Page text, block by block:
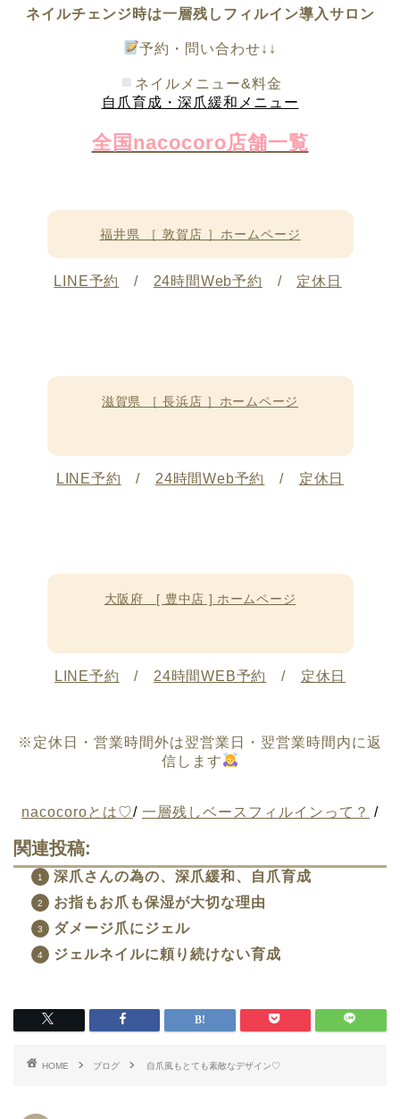
ネイルチェンジ時は一層残しフィルイン導入サロン
予約・問い合わせ↓↓
ネイルメニュー&料金
自爪育成・深爪緩和メニュー
全国nacocoro店舗一覧
福井県 ［ 敦賀店 ］ホームページ
LINE予約 / 24時間Web予約 / 定休日
滋賀県 ［ 長浜店 ］ホームページ
LINE予約 / 24時間Web予約 / 定休日
大阪府 [ 豊中店 ] ホームページ
LINE予約 / 24時間WEB予約 / 定休日
※定休日・営業時間外は翌営業日・翌営業時間内に返
信します
nacocoroとは♡/ 一層残しベースフィルインって？ /
関連投稿:
深爪さんの為の、深爪緩和、自爪育成
お指もお爪も保湿が大切な理由
ダメージ爪にジェル
ジェルネイルに頼り続けない育成
HOME ブログ 自爪風もとても素敵なデザイン♡